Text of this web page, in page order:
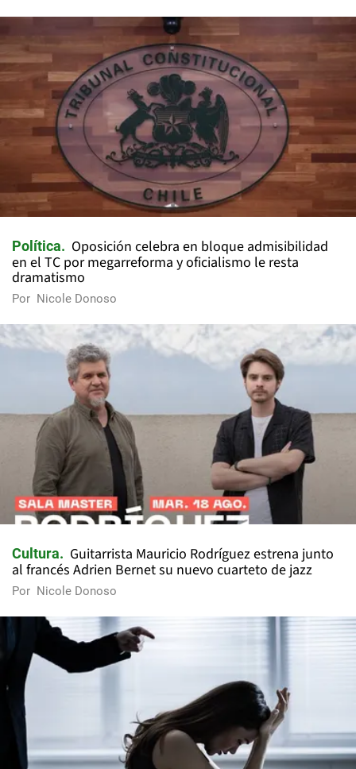
Política
Oposición celebra en bloque admisibilidad
en el TC por megarreforma y oficialismo le resta
dramatismo
Por Nicole Donoso
Cultura
Guitarrista Mauricio Rodríguez estrena junto
al francés Adrien Bernet su nuevo cuarteto de jazz
Por Nicole Donoso